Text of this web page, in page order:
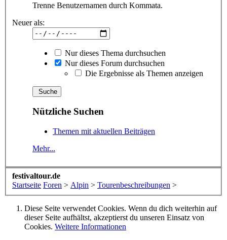
Trenne Benutzernamen durch Kommata.
Neuer als:
Nur dieses Thema durchsuchen
Nur dieses Forum durchsuchen
Die Ergebnisse als Themen anzeigen
Nützliche Suchen
Themen mit aktuellen Beiträgen
Mehr...
festivaltour.de
Startseite Foren > Alpin > Tourenbeschreibungen >
Diese Seite verwendet Cookies. Wenn du dich weiterhin auf
dieser Seite aufhältst, akzeptierst du unseren Einsatz von
Cookies. Weitere Informationen